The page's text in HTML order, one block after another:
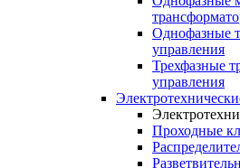
Однофазные
управления
Трехфазные
управления
Проходные